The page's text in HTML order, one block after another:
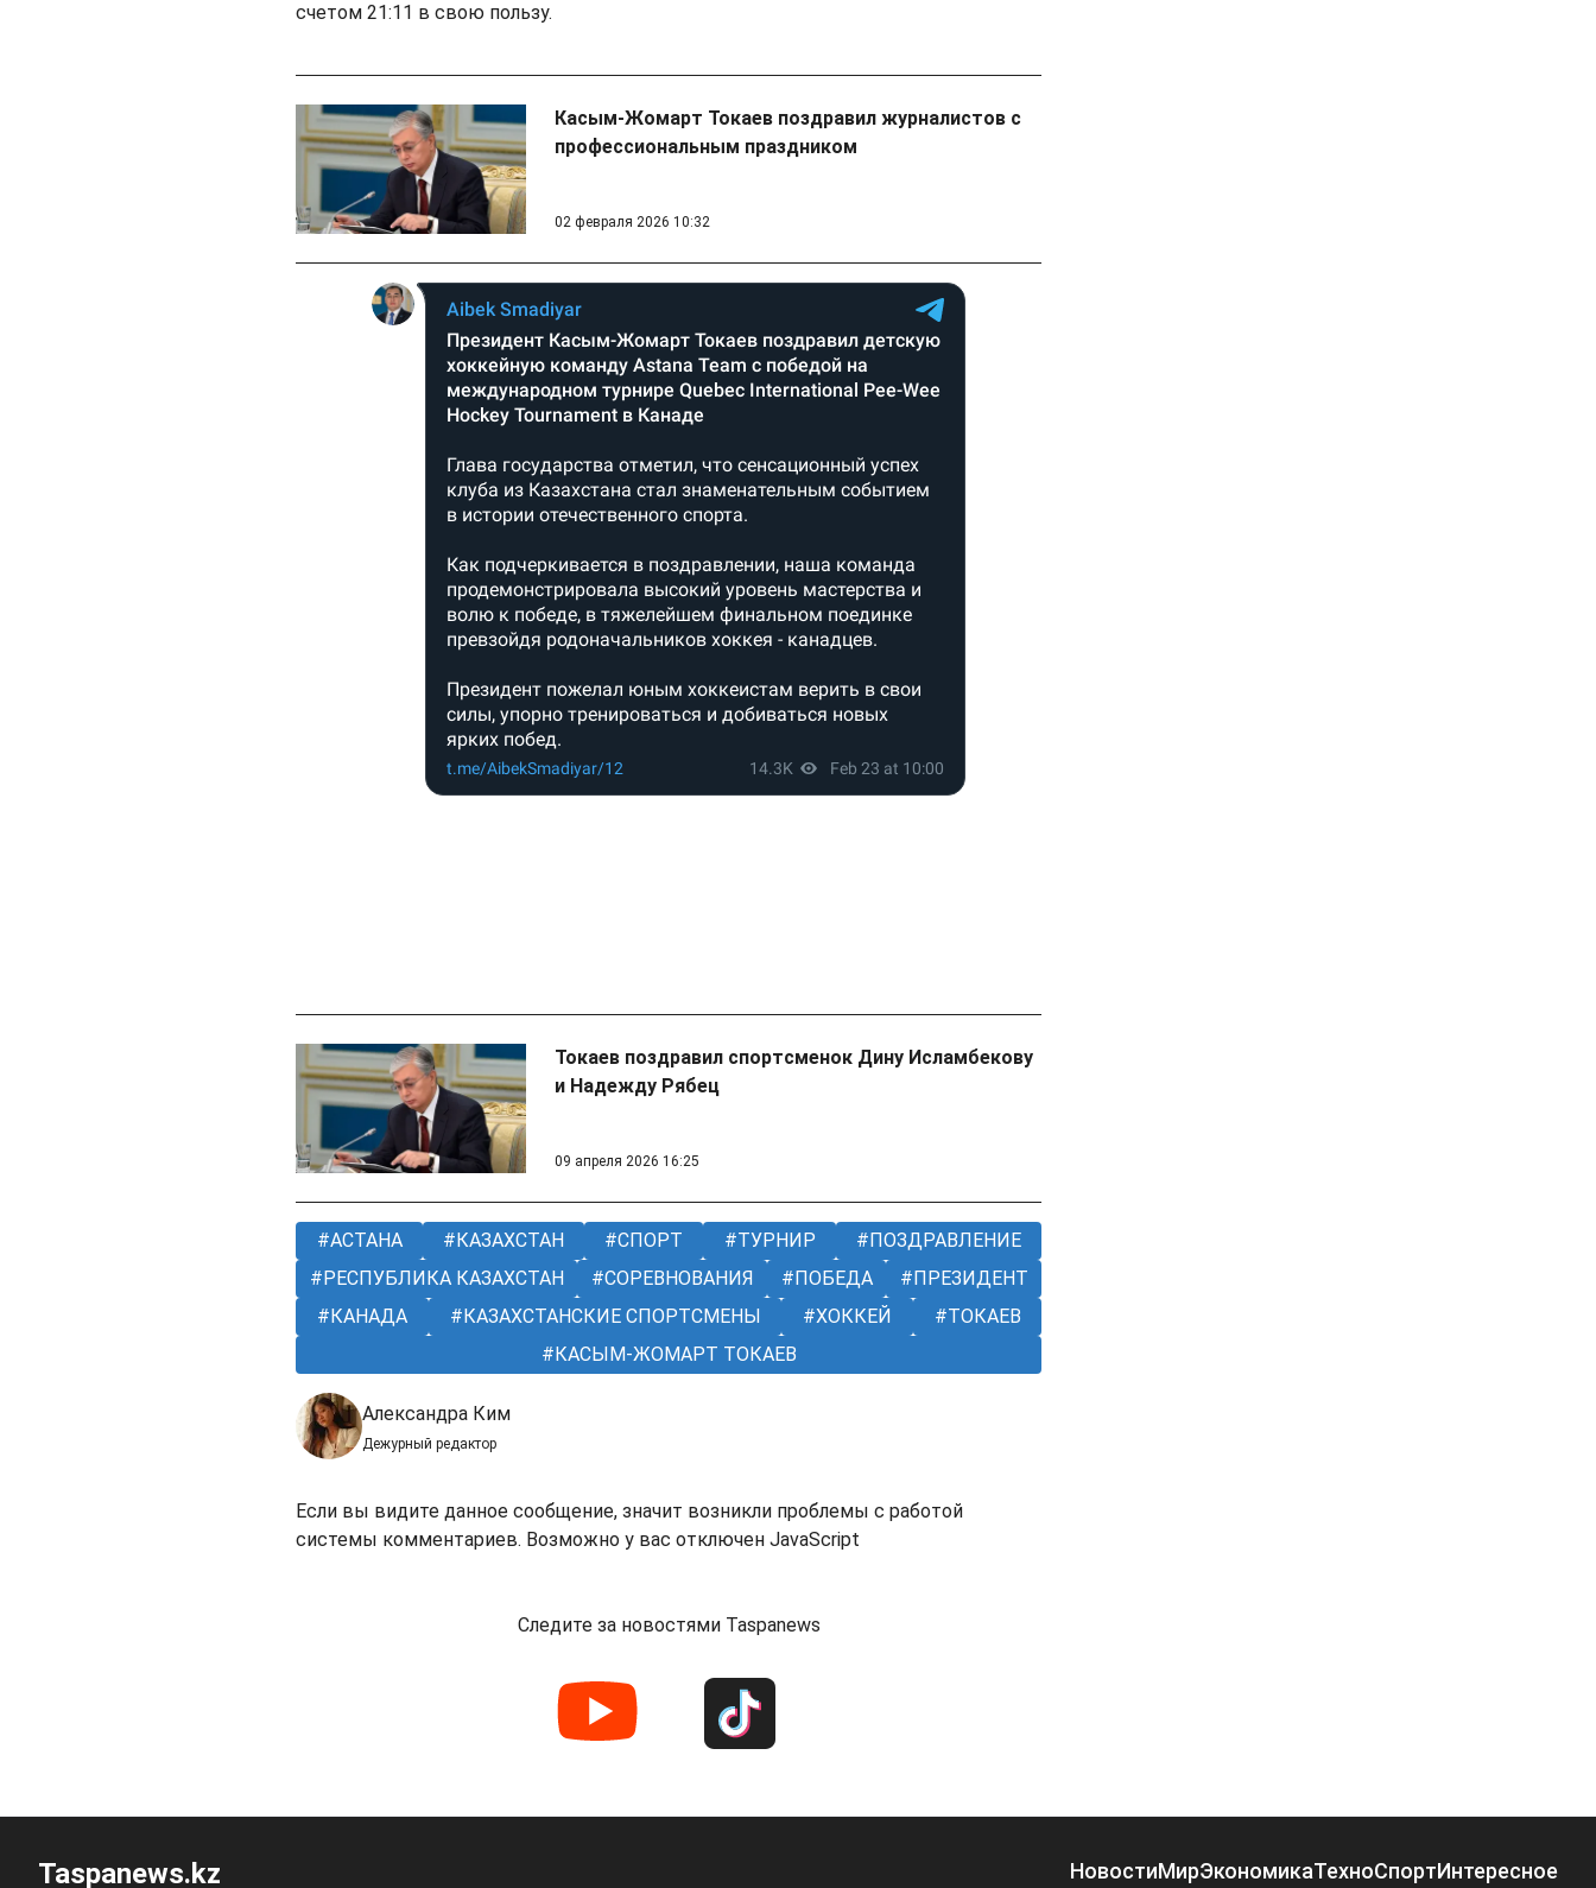
счетом 21:11 в свою пользу.
Касым-Жомарт Токаев поздравил журналистов с
профессиональным праздником
02 февраля 2026 10:32
Токаев поздравил спортсменок Дину Исламбекову
и Надежду Рябец
09 апреля 2026 16:25
АСТАНА КАЗАХСТАН СПОРТ ТУРНИР
ПОЗДРАВЛЕНИЕ
РЕСПУБЛИКА КАЗАХСТАН
СОРЕВНОВАНИЯ ПОБЕДА
ПРЕЗИДЕНТ
КАНАДА
КАЗАХСТАНСКИЕ СПОРТСМЕНЫ ХОККЕЙ
ТОКАЕВ
КАСЫМ-ЖОМАРТ ТОКАЕВ
Александра Ким
Дежурный редактор
Если вы видите данное сообщение, значит возникли проблемы с работой
системы комментариев. Возможно у вас отключен JavaScript
Следите за новостями Taspanews
Taspanews.kz НовостиМирЭкономикаТехноСпортИнтересное